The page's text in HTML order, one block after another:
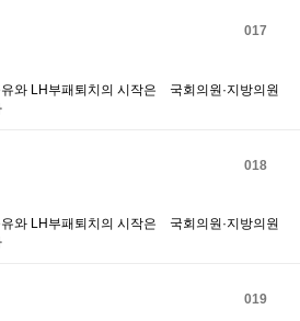
017
와 LH부패퇴치의 시작은 국회의원·지방의원
018
와 LH부패퇴치의 시작은 국회의원·지방의원
019